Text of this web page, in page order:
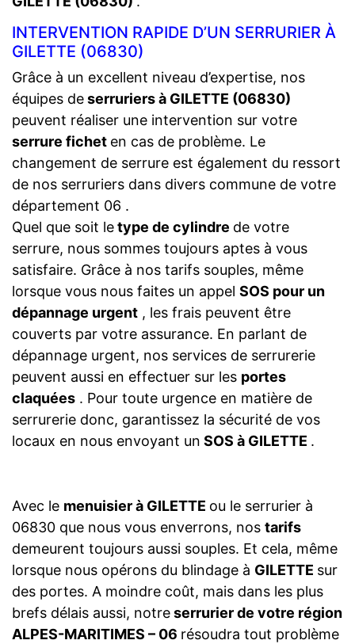
INTERVENTION RAPIDE D’UN SERRURIER À
GILETTE (06830)
Grâce à un excellent niveau d’expertise, nos
équipes deserruriers à GILETTE (06830)
peuvent réaliser une intervention sur votre
serrure fichet en cas de problème. Le
changement de serrure est également du ressort
de nos serruriers dans divers commune de votre
département 06 .
Quel que soit letype de cylindre de votre
serrure, nous sommes toujours aptes à vous
satisfaire. Grâce à nos tarifs souples, même
lorsque vous nous faites un appel SOS pour un
dépannage urgent , les frais peuvent être
couverts par votre assurance. En parlant de
dépannage urgent, nos services de serrurerie
peuvent aussi en effectuer sur les portes
claquées . Pour toute urgence en matière de
serrurerie donc, garantissez la sécurité de vos
locaux en nous envoyant un SOS à GILETTE .
Avec le menuisier à GILETTE ou le serrurier à
06830 que nous vous enverrons, nos tarifs
demeurent toujours aussi souples. Et cela, même
lorsque nous opérons du blindage à GILETTE sur
des portes. A moindre coût, mais dans les plus
brefs délais aussi, notreserrurier de votre région
ALPES-MARITIMES – 06 résoudra tout problème